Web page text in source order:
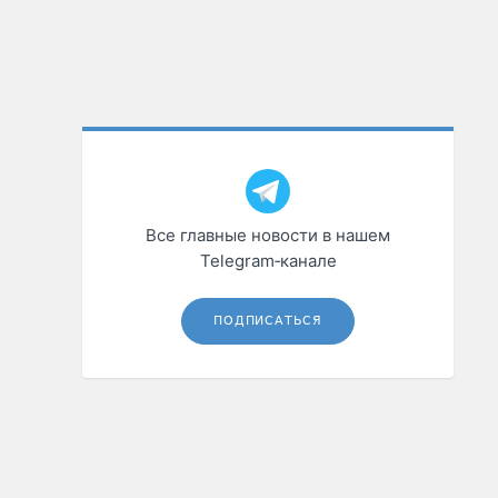
Все главные новости в нашем
Telegram‑канале
ПОДПИСАТЬСЯ